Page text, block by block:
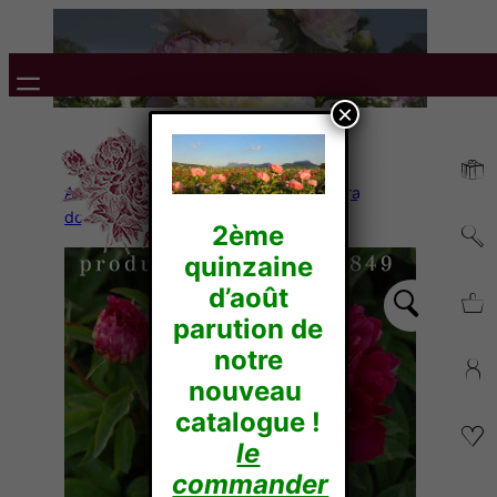
Accueil/Pivoines Herbacées/Lactiflora
doubles/ MME BUCQUET
2ème
quinzaine
d’août
parution de
notre
nouveau
catalogue !
le
commander
×